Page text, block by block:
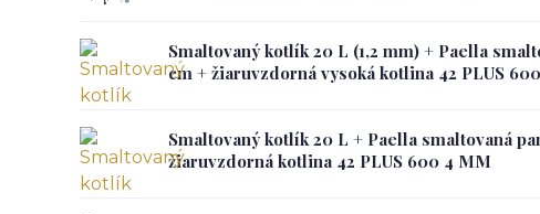
Smaltovaný kotlík 20 L (1,2 mm) + Paella
cm + žiaruvzdorná vysoká kotlina 42 PLUS 600
Smaltovaný kotlík 20 L + Paella smaltovaná
žiaruvzdorná kotlina 42 PLUS 600 4 MM